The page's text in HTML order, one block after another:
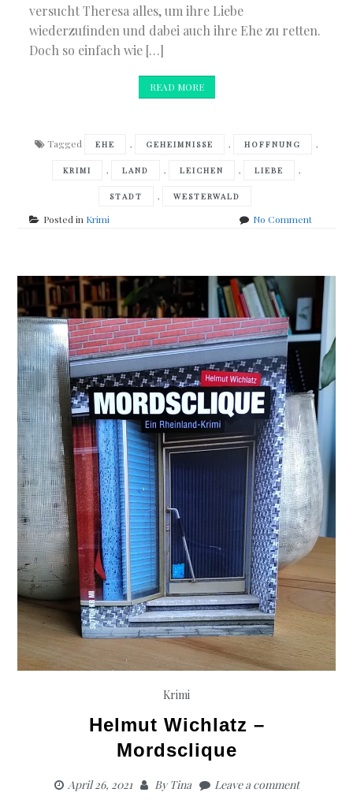
versucht Theresa alles, um ihre Liebe
wiederzufinden und dabei auch ihre Ehe zu retten.
Doch so einfach wie […]
READ MORE
Tagged EHE , GEHEIMNISSE , HOFFNUNG ,
KRIMI , LAND , LEICHEN , LIEBE ,
STADT , WESTERWALD
Posted in Krimi No Commenton
Chinesen
mit
dem
Krimi
Helmut Wichlatz –
Mordsclique
April 26, 2021 ByTina Leave a comment